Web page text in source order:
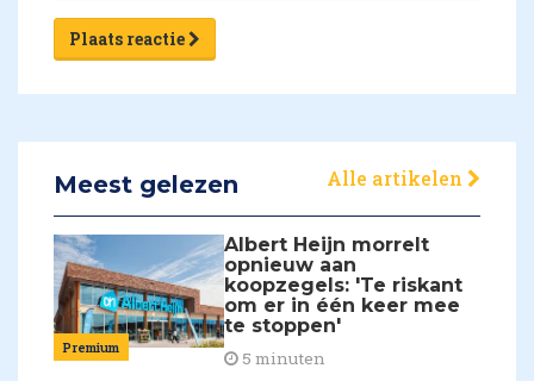
Plaats reactie
Meest gelezen Alle artikelen
Premium
Albert Heijn morrelt
opnieuw aan
koopzegels: 'Te riskant
om er in één keer mee
te stoppen'
5 minuten